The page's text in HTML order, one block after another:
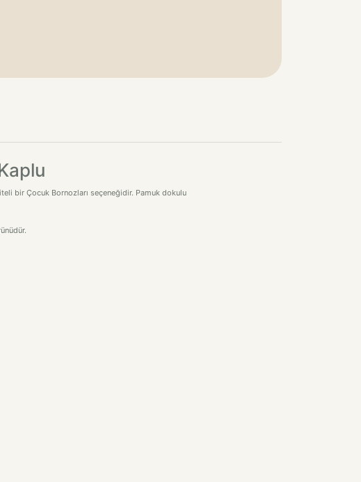
bir Çocuk Bornozları seçeneğidir. Pamuk dokulu